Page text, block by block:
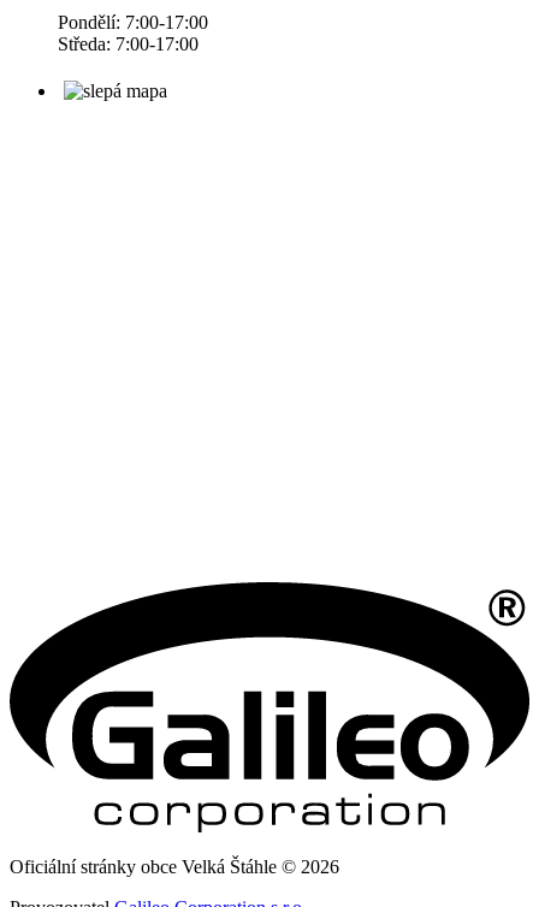
Pondělí: 7:00-17:00
Středa: 7:00-17:00
Oficiální stránky obce Velká Štáhle © 2026